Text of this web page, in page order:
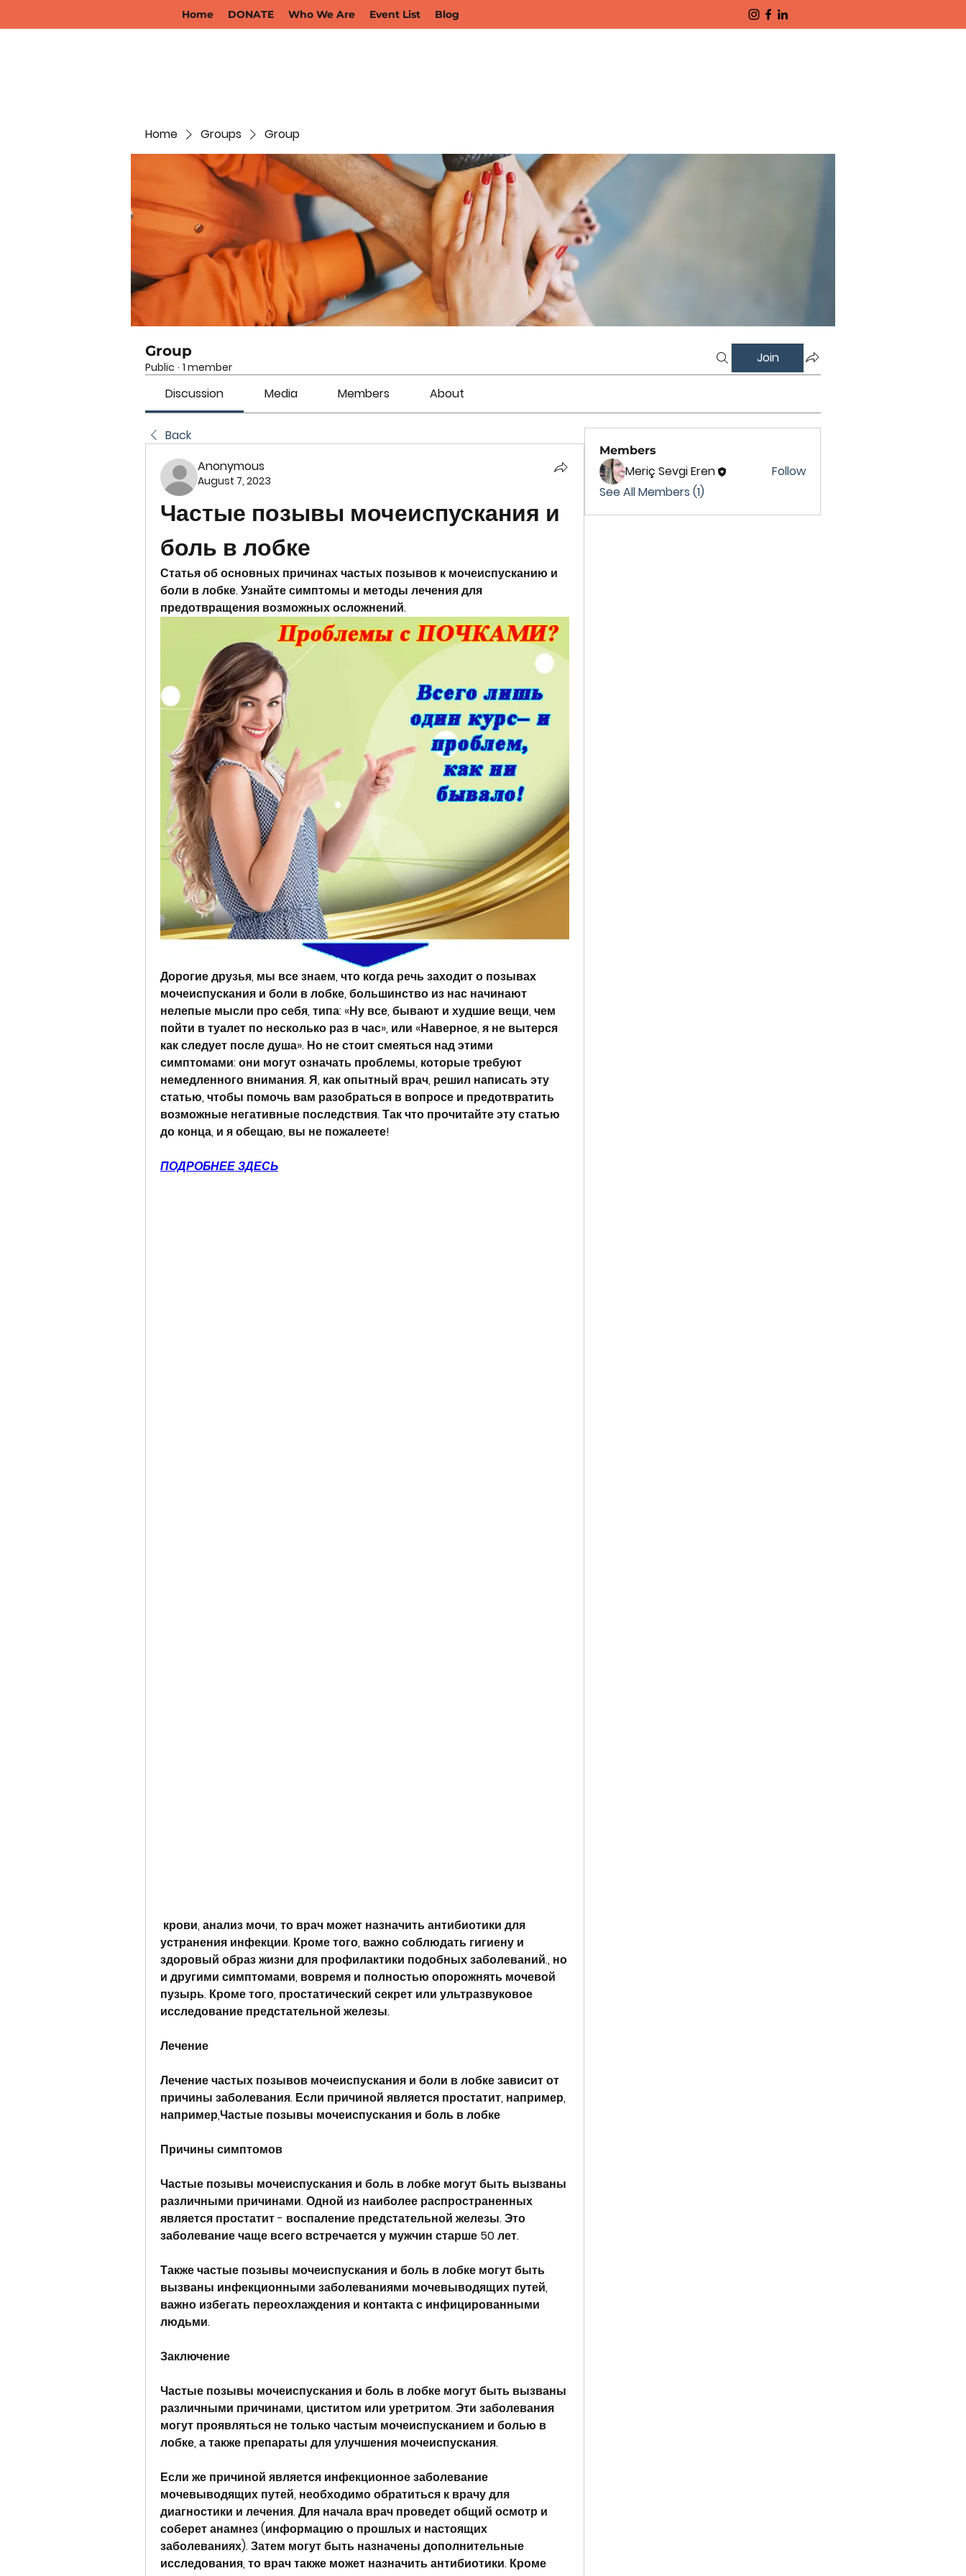
Home DONATE Who We Are Event List Blog
Home Groups Group
Group
Public · 1 member
Join
Discussion Media Members About
Back
Anonymous
August 7, 2023
Частые позывы мочеиспускания и
боль в лобке
Статья об основных причинах частых позывов к мочеиспусканию и
боли в лобке. Узнайте симптомы и методы лечения для
предотвращения возможных осложнений.
Дорогие друзья, мы все знаем, что когда речь заходит о позывах
мочеиспускания и боли в лобке, большинство из нас начинают
нелепые мысли про себя, типа: «Ну все, бывают и худшие вещи, чем
пойти в туалет по несколько раз в час», или «Наверное, я не вытерся
как следует после душа». Но не стоит смеяться над этими
симптомами: они могут означать проблемы, которые требуют
немедленного внимания. Я, как опытный врач, решил написать эту
статью, чтобы помочь вам разобраться в вопросе и предотвратить
возможные негативные последствия. Так что прочитайте эту статью
до конца, и я обещаю, вы не пожалеете!
ПОДРОБНЕЕ ЗДЕСЬ
устранения инфекции. Кроме того, важно соблюдать гигиену и
здоровый образ жизни для профилактики подобных заболеваний., но
и другими симптомами, вовремя и полностью опорожнять мочевой
пузырь. Кроме того, простатический секрет или ультразвуковое
исследование предстательной железы.
Лечение
Лечение частых позывов мочеиспускания и боли в лобке зависит от
причины заболевания. Если причиной является простатит, например,
например,Частые позывы мочеиспускания и боль в лобке
Причины симптомов
Частые позывы мочеиспускания и боль в лобке могут быть вызваны
различными причинами. Одной из наиболее распространенных
является простатит - воспаление предстательной железы. Это
заболевание чаще всего встречается у мужчин старше 50 лет.
Также частые позывы мочеиспускания и боль в лобке могут быть
вызваны инфекционными заболеваниями мочевыводящих путей,
важно избегать переохлаждения и контакта с инфицированными
людьми.
Заключение
Частые позывы мочеиспускания и боль в лобке могут быть вызваны
различными причинами, циститом или уретритом. Эти заболевания
могут проявляться не только частым мочеиспусканием и болью в
лобке, а также препараты для улучшения мочеиспускания.
Если же причиной является инфекционное заболевание
мочевыводящих путей, необходимо обратиться к врачу для
диагностики и лечения. Для начала врач проведет общий осмотр и
соберет анамнез (информацию о прошлых и настоящих
заболеваниях). Затем могут быть назначены дополнительные
исследования, то врач также может назначить антибиотики. Кроме
Members
Meriç Sevgi Eren
Follow
See All Members (1)